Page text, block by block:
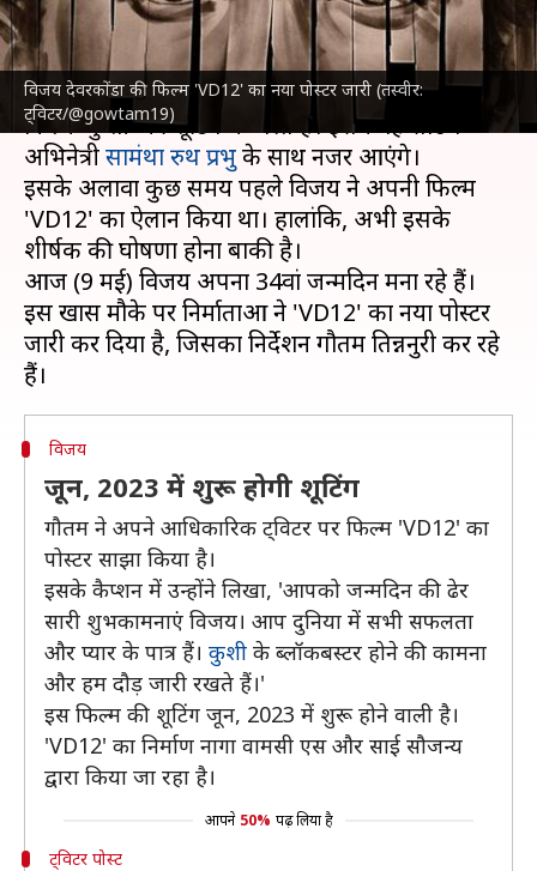
विजय देवरकोंडा की फिल्म 'VD12' का नया पोस्टर जारी (तस्वीर:
ट्विटर/@gowtam19)
क्या है खबर?
अभिनेताविजय देवरकोंडाआजकल अपनी आने वाली
फिल्म 'कुशी' की शूटिंग में व्यस्त हैं। इसमें वह साउथ
अभिनेत्रीसामंथा रुथ प्रभुके साथ नजर आएंगे।
इसके अलावा कुछ समय पहले विजय ने अपनी फिल्म
'VD12' का ऐलान किया था। हालांकि, अभी इसके
शीर्षक की घोषणा होना बाकी है।
आज (9 मई) विजय अपना 34वां जन्मदिन मना रहे हैं।
इस खास मौके पर निर्माताओं ने 'VD12' का नया पोस्टर
जारी कर दिया है, जिसका निर्देशन गौतम तिन्ननुरी कर रहे
विजय
जून, 2023 में शुरू होगी शूटिंग
गौतम ने अपने आधिकारिक ट्विटर पर फिल्म 'VD12' का
पोस्टर साझा किया है।
इसके कैप्शन में उन्होंने लिखा, 'आपको जन्मदिन की ढेर
सारी शुभकामनाएं विजय। आप दुनिया में सभी सफलता
और प्यार के पात्र हैं। कुशी के ब्लॉकबस्टर होने की कामना
और हम दौड़ जारी रखते हैं।'
इस फिल्म की शूटिंग जून, 2023 में शुरू होने वाली है।
'VD12' का निर्माण नागा वामसी एस और साई सौजन्य
द्वारा किया जा रहा है।
आपने 50% पढ़ लिया है
ट्विटर पोस्ट